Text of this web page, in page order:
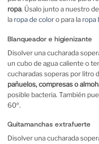
ropa. Úsalo junto a nuestro
la ropa de coloro para la ropa
Blanqueador e higienizante
Disolver una cucharada
un cubo de agua caliente o
cucharadas soperas por litro
pañuelos, compresas o
posible bacteria. También
60º.
Quitamanchas extrafuerte
Disolver una cucharada